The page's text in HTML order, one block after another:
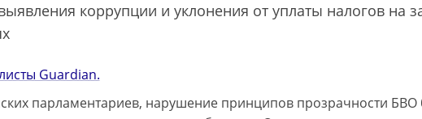
коррупции и уклонения от уплаты налогов на
Guardian.
парламентариев, нарушение принципов прозрачности БВО